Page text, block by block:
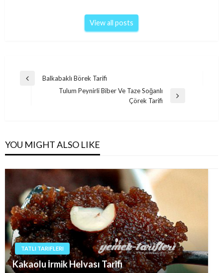
View all posts
Post
navigation
Previous
Balkabaklı Börek Tarifi
Tulum Peynirli Biber Ve Taze Soğanlı
Çörek Tarifi
YOU MIGHT ALSO LIKE
TATLI TARIFLERI
Kakaolu İrmik Helvası Tarifi